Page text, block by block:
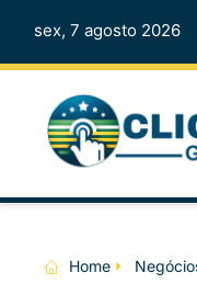
sex, 7 agosto 2026
Home